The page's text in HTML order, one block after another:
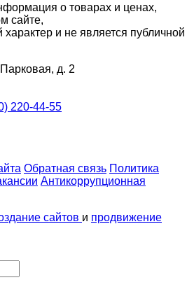
о товарах и ценах,
сайте,
и не является публичной
д. 2
220-44-55
Обратная связь Политика
Антикоррупционная
сайтов и продвижение